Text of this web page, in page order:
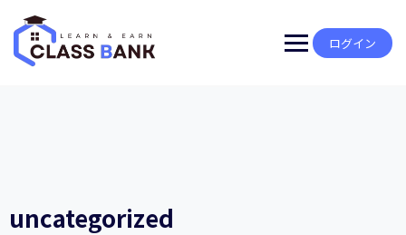
content
ログイン
uncategorized